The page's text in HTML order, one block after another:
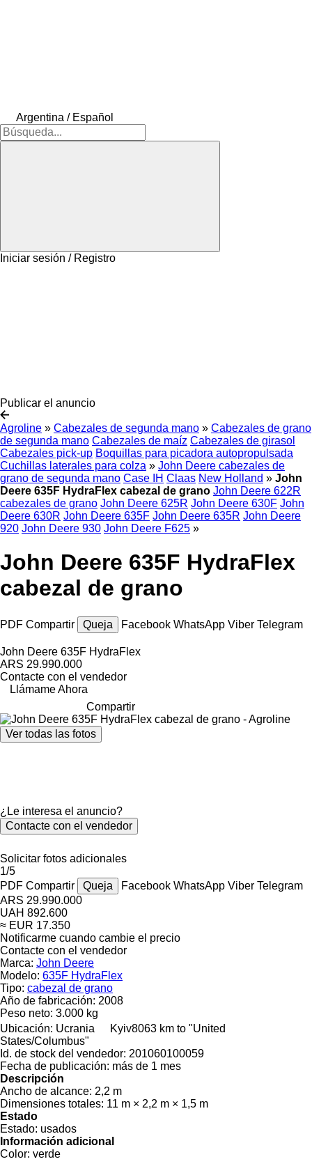
Argentina / Español
Iniciar sesión / Registro
Publicar el anuncio
Agroline » Cabezales de segunda mano » Cabezales de grano
de segunda mano Cabezales de maíz Cabezales de girasol
Cabezales pick-up Boquillas para picadora autopropulsada
Cuchillas laterales para colza » John Deere cabezales de
grano de segunda mano Case IH Claas New Holland » John
Deere 635F HydraFlex cabezal de grano John Deere 622R
cabezales de grano John Deere 625R John Deere 630F John
Deere 630R John Deere 635F John Deere 635R John Deere
920 John Deere 930 John Deere F625 »
John Deere 635F HydraFlex
cabezal de grano
PDF Compartir Queja Facebook WhatsApp Viber Telegram
John Deere 635F HydraFlex
ARS 29.990.000
Contacte con el vendedor
Llámame Ahora
Compartir
Ver todas las fotos
¿Le interesa el anuncio?
Contacte con el vendedor
Solicitar fotos adicionales
1/5
PDF Compartir Queja Facebook WhatsApp Viber Telegram
ARS 29.990.000
UAH 892.600
≈ EUR 17.350
Notificarme cuando cambie el precio
Contacte con el vendedor
Marca: John Deere
Modelo: 635F HydraFlex
Tipo: cabezal de grano
Año de fabricación: 2008
Peso neto: 3.000 kg
Ubicación: Ucrania Kyiv8063 km to "United
States/Columbus"
Id. de stock del vendedor: 201060100059
Fecha de publicación: más de 1 mes
Descripción
Ancho de alcance: 2,2 m
Dimensiones totales: 11 m × 2,2 m × 1,5 m
Estado
Estado: usados
Información adicional
Color: verde